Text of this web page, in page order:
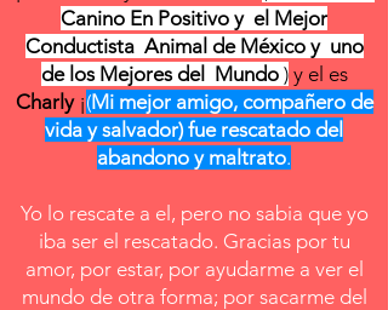
Canino En Positivo y el Mejor
Conductista Animal de México y uno
de los Mejores del Mundo)y el es
Charly¡(Mi mejoramigo, compañero de
vida y salvador) fue rescatado del
abandono y maltrato.
Yo lo rescate a el, pero no sabia que yo
iba ser el rescatado. Gracias por tu
amor, por estar, por ayudarme a ver el
mundo de otra forma; por sacarme del